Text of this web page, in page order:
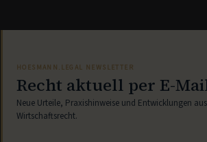
HOESMANN.LEGAL NEWSLETTER
Recht aktuell per E-
Neue Urteile, Praxishinweise und Entwicklungen
Wirtschaftsrecht.